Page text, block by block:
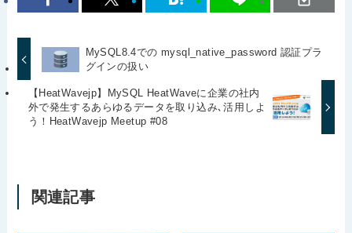
MySQL8.4での mysql_native_password 認証プラ
グインの扱い
【HeatWavejp】MySQL HeatWaveに企業の社内
外で発生するあらゆるデータを取り込み､活用しよ
う！HeatWavejp Meetup #08
関連記事